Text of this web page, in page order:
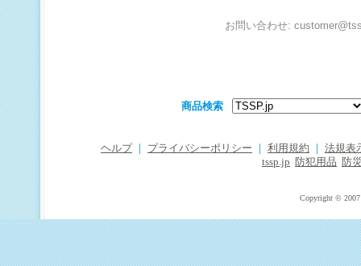
お問い合わせ:
商品検索
ヘルプ プライバシーポリシー 利用規約
法規表
tssp.jp
防犯用品 防
Copyright © 2007